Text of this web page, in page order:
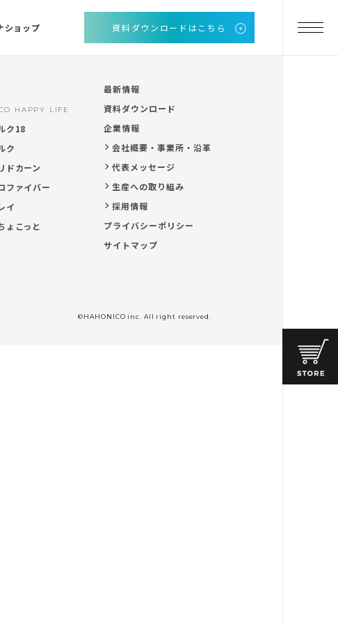
ショップ 資料ダウンロードはこちら
HAPPY LIFE
ク18
ク
ドカーン
ファイバー
イ
ょこっと
最新情報
資料ダウンロード
企業情報
会社概要・事業所・沿革
代表メッセージ
生産への取り組み
採用情報
プライバシーポリシー
サイトマップ
©HAHONICO inc. All right reserved.